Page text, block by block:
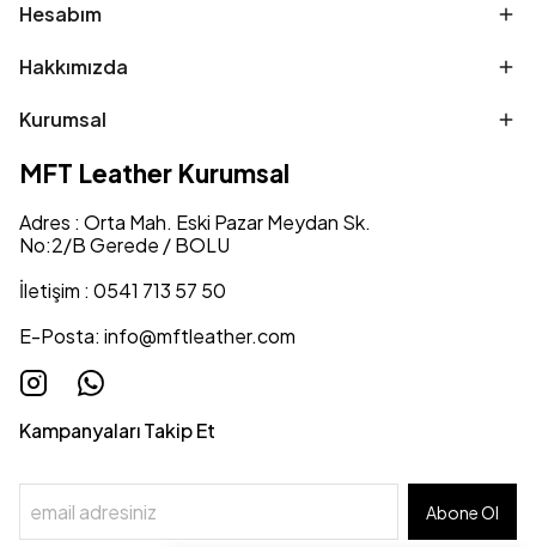
Hesabım
Hakkımızda
Kurumsal
MFT Leather Kurumsal
Adres : Orta Mah. Eski Pazar Meydan Sk.
No:2/B Gerede / BOLU
İletişim : 0541 713 57 50
E-Posta: info@mftleather.com
Kampanyaları Takip Et
Abone Ol